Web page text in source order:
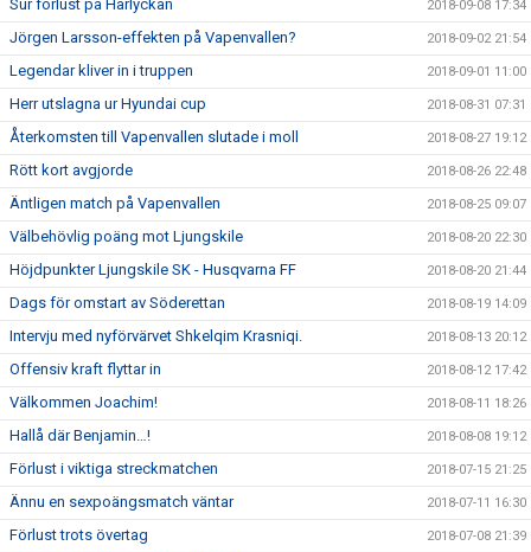
Sur förlust på Harlyckan 2018-09-08 17:34
Jörgen Larsson-effekten på Vapenvallen? 2018-09-02 21:54
Legendar kliver in i truppen 2018-09-01 11:00
Herr utslagna ur Hyundai cup 2018-08-31 07:31
Återkomsten till Vapenvallen slutade i moll 2018-08-27 19:12
Rött kort avgjorde 2018-08-26 22:48
Äntligen match på Vapenvallen 2018-08-25 09:07
Välbehövlig poäng mot Ljungskile 2018-08-20 22:30
Höjdpunkter Ljungskile SK - Husqvarna FF 2018-08-20 21:44
Dags för omstart av Söderettan 2018-08-19 14:09
Intervju med nyförvärvet Shkelqim Krasniqi. 2018-08-13 20:12
Offensiv kraft flyttar in 2018-08-12 17:42
Välkommen Joachim! 2018-08-11 18:26
Hallå där Benjamin…! 2018-08-08 19:12
Förlust i viktiga streckmatchen 2018-07-15 21:25
Ännu en sexpoängsmatch väntar 2018-07-11 16:30
Förlust trots övertag 2018-07-08 21:39